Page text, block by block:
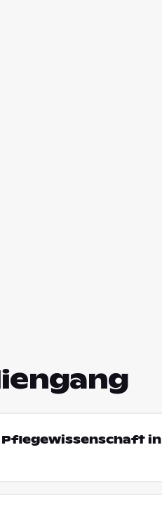
in